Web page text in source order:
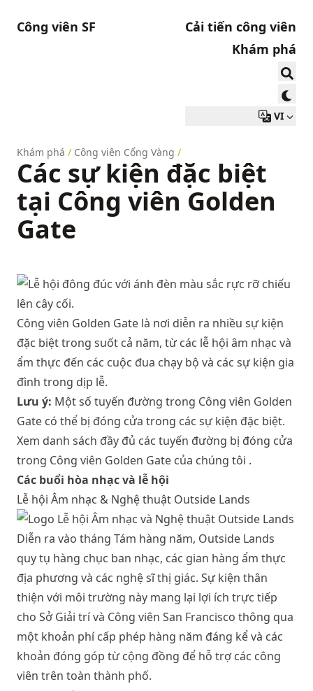
Công viên SF
Cải tiến công viên
Khám phá
VI
Khám phá / Công viên Cổng Vàng /
Các sự kiện đặc biệt
tại Công viên Golden
Gate
Công viên Golden Gate là nơi diễn ra nhiều sự kiện
đặc biệt trong suốt cả năm, từ các lễ hội âm nhạc và
ẩm thực đến các cuộc đua chạy bộ và các sự kiện gia
đình trong dịp lễ.
Lưu ý: Một số tuyến đường trong Công viên Golden
Gate có thể bị đóng cửa trong các sự kiện đặc biệt.
Xem danh sách đầy đủ các tuyến đường bị đóng cửa
trong Công viên Golden Gate của chúng tôi .
Các buổi hòa nhạc và lễ hội
Lễ hội Âm nhạc & Nghệ thuật Outside Lands
Diễn ra vào tháng Tám hàng năm, Outside Lands
quy tụ hàng chục ban nhạc, các gian hàng ẩm thực
địa phương và các nghệ sĩ thị giác. Sự kiện thân
thiện với môi trường này mang lại lợi ích trực tiếp
cho Sở Giải trí và Công viên San Francisco thông qua
một khoản phí cấp phép hàng năm đáng kể và các
khoản đóng góp từ cộng đồng để hỗ trợ các công
viên trên toàn thành phố.